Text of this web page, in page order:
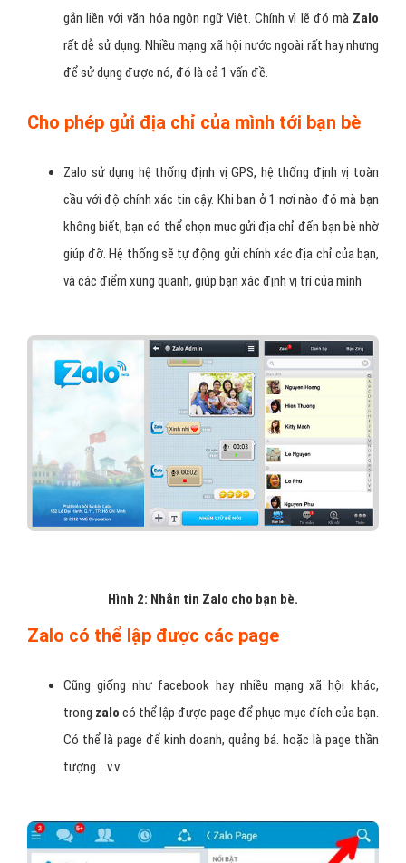
gắn liền với văn hóa ngôn ngữ Việt. Chính vì lẽ đó mà Zalo
rất dễ sử dụng. Nhiều mạng xã hội nước ngoài rất hay nhưng
để sử dụng được nó, đó là cả 1 vấn đề.
Cho phép gửi địa chỉ của mình tới bạn bè
Zalo sử dụng hệ thống định vị GPS, hệ thống định vị toàn
cầu với độ chính xác tin cậy. Khi bạn ở 1 nơi nào đó mà bạn
không biết, bạn có thể chọn mục gửi địa chỉ đến bạn bè nhờ
giúp đỡ. Hệ thống sẽ tự động gửi chính xác địa chỉ của bạn,
và các điểm xung quanh, giúp bạn xác định vị trí của mình
Hình 2: Nhắn tin Zalo cho bạn bè.
Zalo có thể lập được các page
Cũng giống như facebook hay nhiều mạng xã hội khác,
trong zalo có thể lập được page để phục mục đích của bạn.
Có thể là page để kinh doanh, quảng bá. hoặc là page thần
tượng …v.v